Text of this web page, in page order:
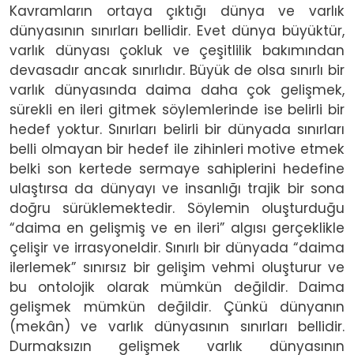
Kavramların ortaya çıktığı dünya ve varlık
dünyasının sınırları bellidir. Evet dünya büyüktür,
varlık dünyası çokluk ve çeşitlilik bakımından
devasadır ancak sınırlıdır. Büyük de olsa sınırlı bir
varlık dünyasında daima daha çok gelişmek,
sürekli en ileri gitmek söylemlerinde ise belirli bir
hedef yoktur. Sınırları belirli bir dünyada sınırları
belli olmayan bir hedef ile zihinleri motive etmek
belki son kertede sermaye sahiplerini hedefine
ulaştırsa da dünyayı ve insanlığı trajik bir sona
doğru sürüklemektedir. Söylemin oluşturduğu
“daima en gelişmiş ve en ileri” algısı gerçeklikle
çelişir ve irrasyoneldir. Sınırlı bir dünyada “daima
ilerlemek” sınırsız bir gelişim vehmi oluşturur ve
bu ontolojik olarak mümkün değildir. Daima
gelişmek mümkün değildir. Çünkü dünyanın
(mekân) ve varlık dünyasının sınırları bellidir.
Durmaksızın gelişmek varlık dünyasının